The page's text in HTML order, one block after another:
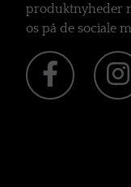
produktnyheder
os på de sociale